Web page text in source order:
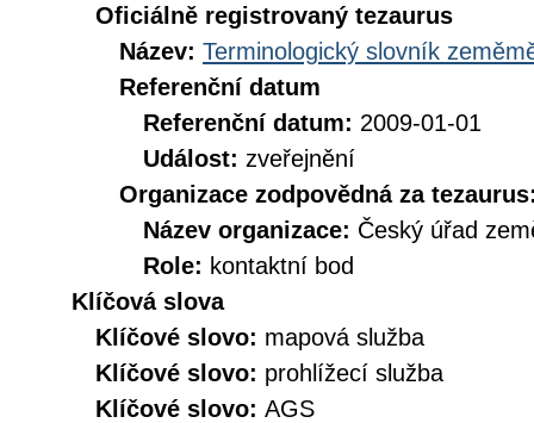
Oficiálně registrovaný tezaurus
Název: Terminologický slovník
Referenční datum
Referenční datum: 2009-01-01
Událost: zveřejnění
Organizace zodpovědná za
Název organizace: Český úřad
Role: kontaktní bod
Klíčová slova
Klíčové slovo: mapová služba
Klíčové slovo: prohlížecí služba
Klíčové slovo: AGS